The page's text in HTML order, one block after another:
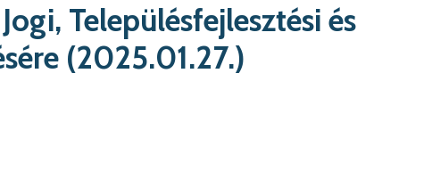
Településfejlesztési és
(2025.01.27.)